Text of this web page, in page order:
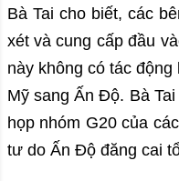
Bà Tai cho biết, các
xét và cung cấp đầu
này không có tác
Mỹ sang Ấn Độ. Bà
họp nhóm G20 của
tư do Ấn Độ đăng cai